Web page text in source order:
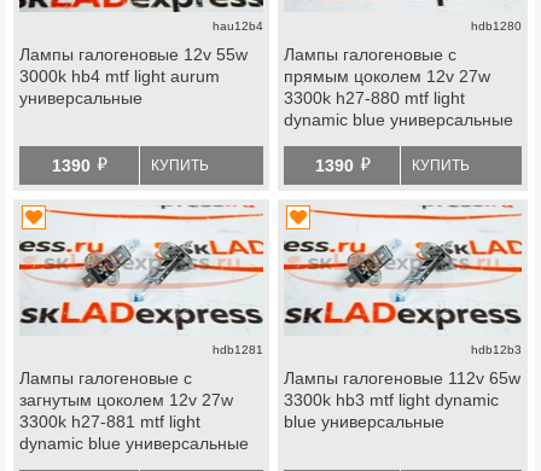
hau12b4
Лампы галогеновые 12v 55w
3000k hb4 mtf light aurum
универсальные
1390 й КУПИТЬ
hdb1280
Лампы галогеновые с
прямым цоколем 12v 27w
3300k h27-880 mtf light
dynamic blue универсальные
1390 й КУПИТЬ
hdb1281
Лампы галогеновые с
загнутым цоколем 12v 27w
3300k h27-881 mtf light
dynamic blue универсальные
hdb12b3
Лампы галогеновые 112v 65w
3300k hb3 mtf light dynamic
blue универсальные